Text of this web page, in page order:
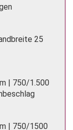
25
| 750/1.500
| 750/1500